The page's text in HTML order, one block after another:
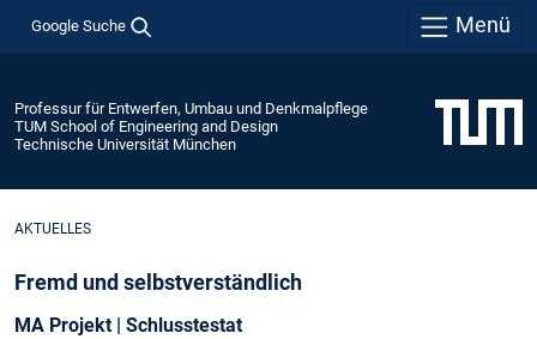
Google Suche Menü
Professur für Entwerfen, Umbau und Denkmalpflege
TUM School of Engineering and Design
Technische Universität München
AKTUELLES
Fremd und selbstverständlich
MA Projekt | Schlusstestat